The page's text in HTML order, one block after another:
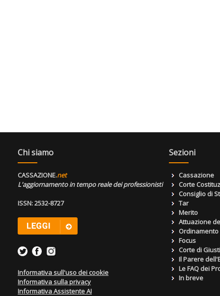
Chi siamo
CASSAZIONE.net
L'aggiornamento in tempo reale dei professionisti
ISSN: 2532-8727
Informativa sull'uso dei cookie
Informativa sulla privacy
Informativa Assistente AI
Sezioni
Cassazione
Corte
Consiglio di
Tar
Merito
Attuazione
Focus
Corte di
Il Parere
Le FAQ dei
In breve